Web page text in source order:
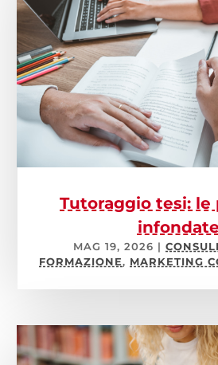
Tutoraggio tesi: le
infondate
MAG 19, 2026 |
FORMAZIONE, MARKETING